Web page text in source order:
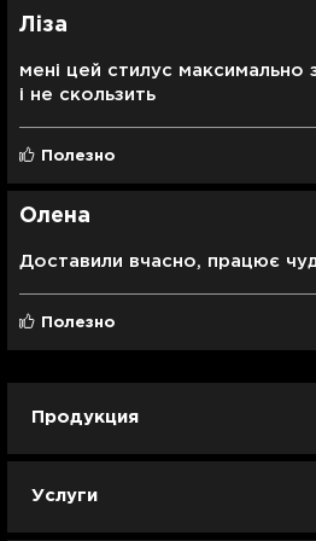
Ліза
мені цей стилус максимально
і не скользить
Полезно
Олена
Доставили вчасно, працює
Полезно
Продукция
Услуги